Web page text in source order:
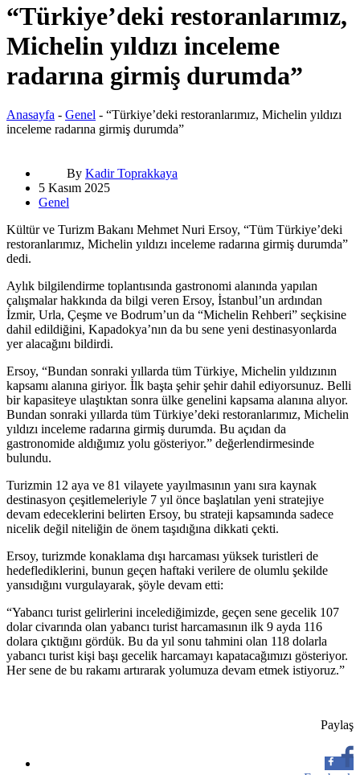
“Türkiye’deki restoranlarımız,
Michelin yıldızı inceleme
radarına girmiş durumda”
Anasayfa - Genel - “Türkiye’deki restoranlarımız, Michelin yıldızı
inceleme radarına girmiş durumda”
By Kadir Toprakkaya
5 Kasım 2025
Genel
Kültür ve Turizm Bakanı Mehmet Nuri Ersoy, “Tüm Türkiye’deki
restoranlarımız, Michelin yıldızı inceleme radarına girmiş durumda”
dedi.
Aylık bilgilendirme toplantısında gastronomi alanında yapılan
çalışmalar hakkında da bilgi veren Ersoy, İstanbul’un ardından
İzmir, Urla, Çeşme ve Bodrum’un da “Michelin Rehberi” seçkisine
dahil edildiğini, Kapadokya’nın da bu sene yeni destinasyonlarda
yer alacağını bildirdi.
Ersoy, “Bundan sonraki yıllarda tüm Türkiye, Michelin yıldızının
kapsamı alanına giriyor. İlk başta şehir şehir dahil ediyorsunuz. Belli
bir kapasiteye ulaştıktan sonra ülke genelini kapsama alanına alıyor.
Bundan sonraki yıllarda tüm Türkiye’deki restoranlarımız, Michelin
yıldızı inceleme radarına girmiş durumda. Bu açıdan da
gastronomide aldığımız yolu gösteriyor.” değerlendirmesinde
bulundu.
Turizmin 12 aya ve 81 vilayete yayılmasının yanı sıra kaynak
destinasyon çeşitlemeleriyle 7 yıl önce başlatılan yeni stratejiye
devam edeceklerini belirten Ersoy, bu strateji kapsamında sadece
nicelik değil niteliğin de önem taşıdığına dikkati çekti.
Ersoy, turizmde konaklama dışı harcaması yüksek turistleri de
hedeflediklerini, bunun geçen haftaki verilere de olumlu şekilde
yansıdığını vurgulayarak, şöyle devam etti:
“Yabancı turist gelirlerini incelediğimizde, geçen sene gecelik 107
dolar civarında olan yabancı turist harcamasının ilk 9 ayda 116
dolara çıktığını gördük. Bu da yıl sonu tahmini olan 118 dolarla
yabancı turist kişi başı gecelik harcamayı kapatacağımızı gösteriyor.
Her sene de bu rakamı artırarak yolumuza devam etmek istiyoruz.”
Paylaş